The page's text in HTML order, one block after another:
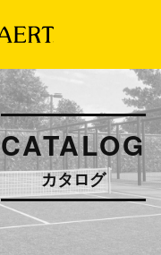
CATALOG
カタログ